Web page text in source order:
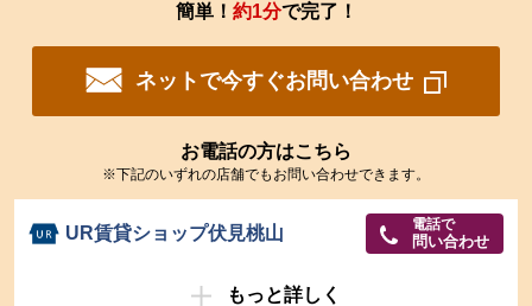
簡単！ 約1分で完了！
ネットで今すぐお問い合わせ
お電話の方はこちら
※下記のいずれの店舗でもお問い合わせできます。
UR賃貸ショップ伏見桃山 電話で
問い合わせ
もっと詳しく